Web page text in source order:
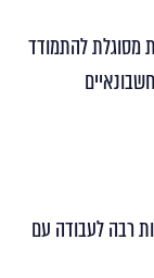
להתמודד
רבה לעבודה עם